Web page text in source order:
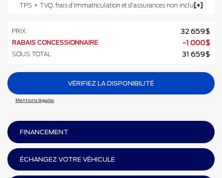
TPS + TVQ, frais d'immatriculation et d'assurances non inclus.
PRIX 32 659$
RABAIS CONCESSIONNAIRE -1 000$
SOUS TOTAL 31 659$
VÉRIFIEZ LA DISPONIBILITÉ
Mentions légales
FINANCEMENT
ÉCHANGEZ VOTRE VÉHICULE